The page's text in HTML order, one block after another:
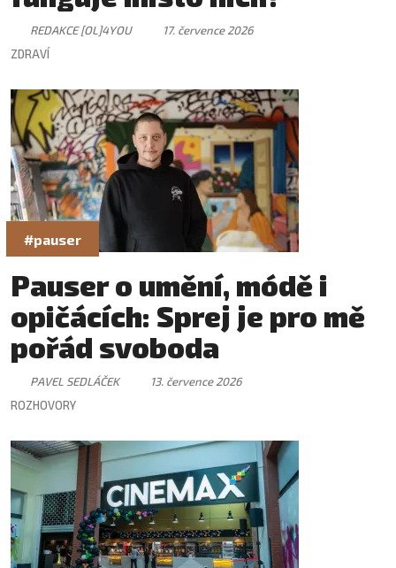
REDAKCE [OL]4YOU
17. července 2026
ZDRAVÍ
#pauser
Pauser o umění, módě i
opičácích: Sprej je pro mě
pořád svoboda
PAVEL SEDLÁČEK
13. července 2026
ROZHOVORY